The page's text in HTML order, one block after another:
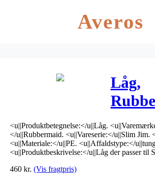
Averos
Låg,
Slim
tages
<u||Produktbetegnelse:</u||Låg.
</u||Rubbermaid. <u||Vareserie:</u||Slim Jim.
<u||Materiale:</u||PE. <u||Affaldstype:</
<u||Produktbeskrivelse:</u||Låg der passer til
460 kr. (Vis fragtpris)